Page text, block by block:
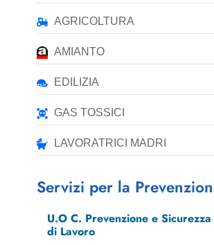
AGRICOLTURA
AMIANTO
EDILIZIA
GAS TOSSICI
LAVORATRICI MADRI
Servizi per la
U.O C. Prevenzione e
di Lavoro